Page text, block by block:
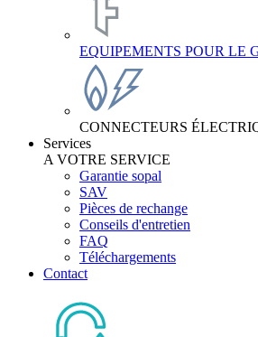
EQUIPEMENTS POUR LE
CONNECTEURS
Services
A VOTRE SERVICE
Garantie sopal
SAV
Pièces de rechange
Conseils d'entretien
FAQ
Téléchargements
Contact